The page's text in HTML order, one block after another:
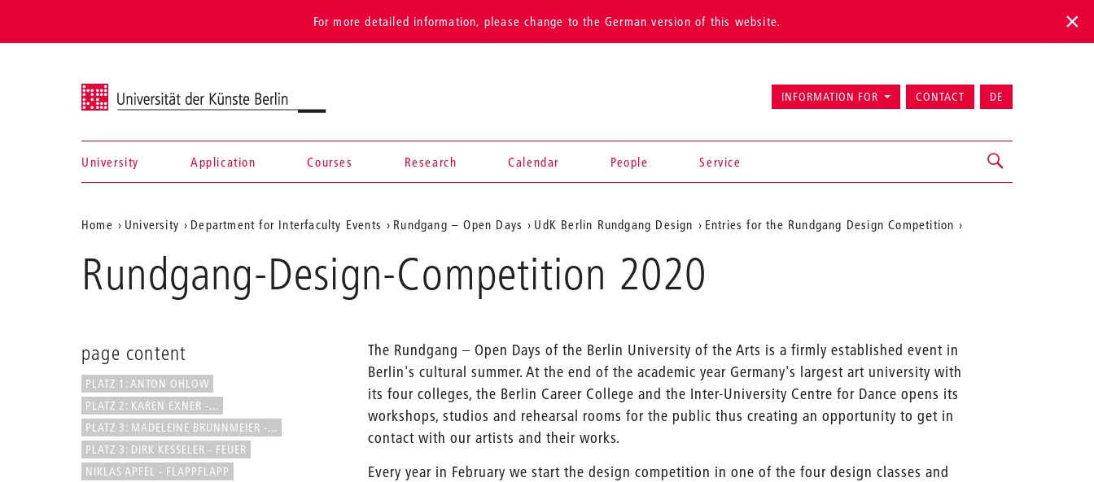
For more detailed information, please change to the German version of this website.
Universität der Künste Berlin
Navigation &
search
University Application Courses Research Calendar People Service
INFORMATION FOR CONTACT DE
Aktuelle
Position
auf
Home University Department for Interfaculty Events Rundgang – Open Days UdK Berlin Rundgang Design Entries for the Rundgang Design Competition
Rundgang-Design-Competition 2020
page content
PLATZ 1: ANTON OHLOW
PLATZ 2: KAREN EXNER -...
PLATZ 3: MADELEINE BRUNNMEIER -...
PLATZ 3: DIRK KESSELER - FEUER
NIKLAS APFEL - FLAPPFLAPP
The Rundgang – Open Days of the Berlin University of the Arts is a firmly established event in
Berlin's cultural summer. At the end of the academic year Germany's largest art university with
its four colleges, the Berlin Career College and the Inter-University Centre for Dance opens its
workshops, studios and rehearsal rooms for the public thus creating an opportunity to get in
contact with our artists and their works.
Every year in February we start the design competition in one of the four design classes and